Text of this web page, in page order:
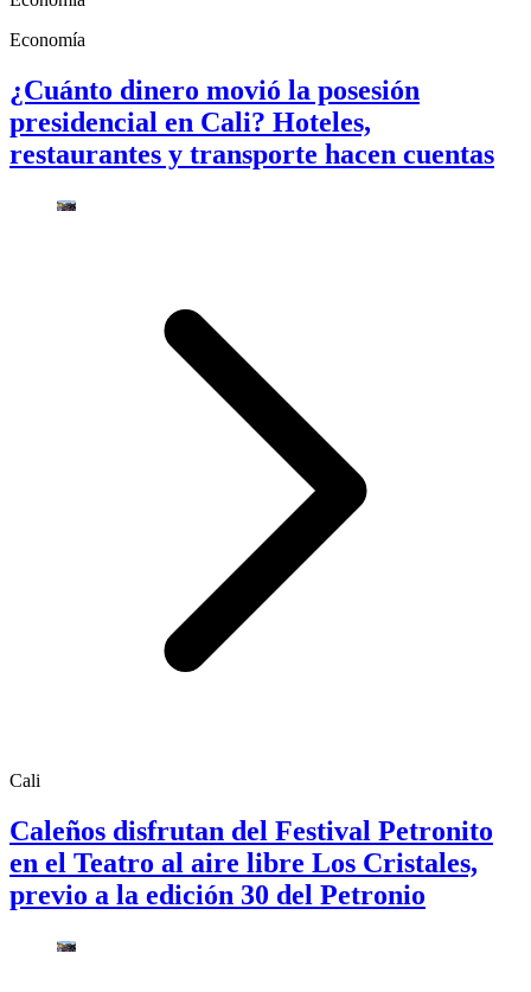
Economía
¿Cuánto dinero movió la posesión
presidencial en Cali? Hoteles,
restaurantes y transporte hacen cuentas
Cali
Caleños disfrutan del Festival Petronito
en el Teatro al aire libre Los Cristales,
previo a la edición 30 del Petronio